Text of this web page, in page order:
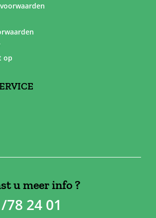
op
u meer info ?
78 24 01